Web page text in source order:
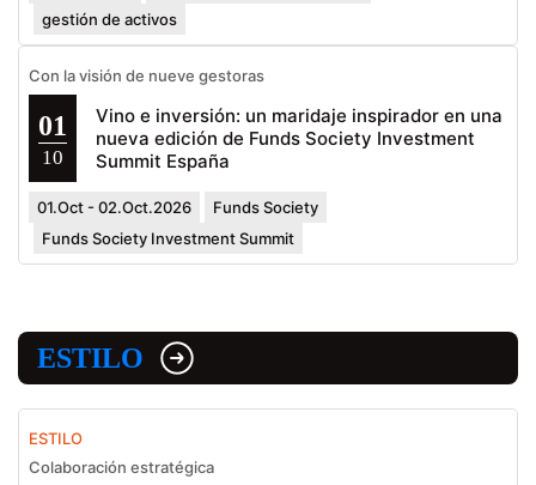
gestión de activos
Con la visión de nueve gestoras
01
10
Vino e inversión: un maridaje inspirador en una
nueva edición de Funds Society Investment
Summit España
01.Oct - 02.Oct.2026
Funds Society
Funds Society Investment Summit
ESTILO
ESTILO
Colaboración estratégica